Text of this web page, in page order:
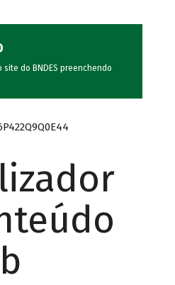
do BNDES preenchendo